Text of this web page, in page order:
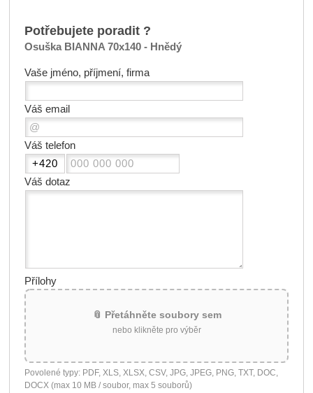
Potřebujete poradit ?
Osuška BIANNA 70x140 - Hnědý
Vaše jméno, příjmení, firma
Váš email
Váš telefon
Váš dotaz
Přílohy
📎 Přetáhněte soubory sem
nebo klikněte pro výběr
Povolené typy: PDF, XLS, XLSX, CSV, JPG, JPEG, PNG, TXT, DOC,
DOCX (max 10 MB / soubor, max 5 souborů)